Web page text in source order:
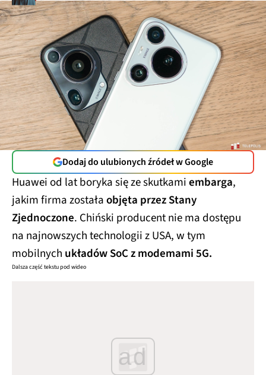
Dodaj do ulubionych źródeł w Google
Huawei od lat boryka się ze skutkamiembarga,
jakim firma zostałaobjęta przez Stany
Zjednoczone. Chiński producent nie ma dostępu
na najnowszych technologii z USA, w tym
mobilnych układów SoC z modemami 5G.
Dalsza część tekstu pod wideo
ad